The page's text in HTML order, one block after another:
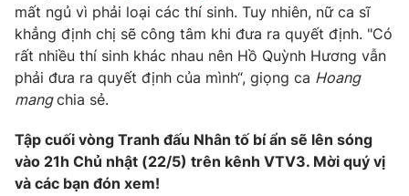
Thị trường 24h Tấm lòng Việt
VTV4 Vươn mình bằng AI
VTV9 VTV8
Liên hệ tòa soạn
mất ngủ vì phải loại các thí sinh. Tuy nhiên, nữ ca sĩ
khẳng định chị sẽ công tâm khi đưa ra quyết định. "Có
rất nhiều thí sinh khác nhau nên Hồ Quỳnh Hương vẫn
phải đưa ra quyết định của mình“, giọng ca Hoang
mangchia sẻ.
Tập cuối vòng Tranh đấu Nhân tố bí ẩn sẽ lên sóng
vào 21h Chủ nhật (22/5) trên kênh VTV3. Mời quý vị
và các bạn đón xem!